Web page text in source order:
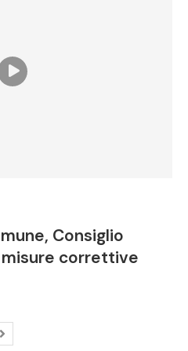
Consiglio
correttive